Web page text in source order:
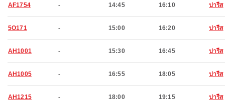
AF1754 - 14:45 16:10 ปารีส
5O171 - 15:00 16:20 ปารีส
AH1001 - 15:30 16:45 ปารีส
AH1005 - 16:55 18:05 ปารีส
AH1215 - 18:00 19:15 ปารีส